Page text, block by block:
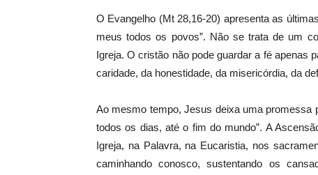
O Evangelho (Mt 28,16-20) apresenta as
meus todos os povos”. Não se trata de um
Igreja. O cristão não pode guardar a fé apenas
caridade, da honestidade, da misericórdia, da
Ao mesmo tempo, Jesus deixa uma promessa
todos os dias, até o fim do mundo”. A
Igreja, na Palavra, na Eucaristia, nos
caminhando conosco, sustentando os